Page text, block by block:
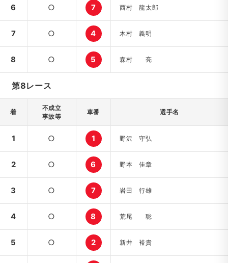
6 ○ 7 西村 龍太郎
7 ○ 4 木村 義明
8 ○ 5 森村 亮
第8レース
着
不成立
事故等
車番 選手名
1 ○ 1 野沢 守弘
2 ○ 6 野本 佳章
3 ○ 7 岩田 行雄
4 ○ 8 荒尾 聡
5 ○ 2 新井 裕貴